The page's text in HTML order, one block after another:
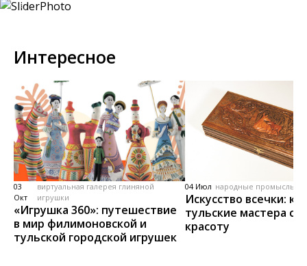
Интересное
03
Окт
виртуальная галерея глиняной
игрушки
«Игрушка 360»: путешествие
в мир филимоновской и
тульской городской игрушек
04 Июл народные промыслы,
Искусство всечки: как
тульские мастера
красоту